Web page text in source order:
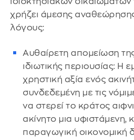
χρήζει άμεσης
λόγους:
Αυθαίρετη απομείωση
ιδιωτικής περιουσίας: Η
χρηστική αξία ενός
συνδεδεμένη με τις
να στερεί το κράτος
ακίνητο μια υφιστάμενη,
παραγωγική οικονομική